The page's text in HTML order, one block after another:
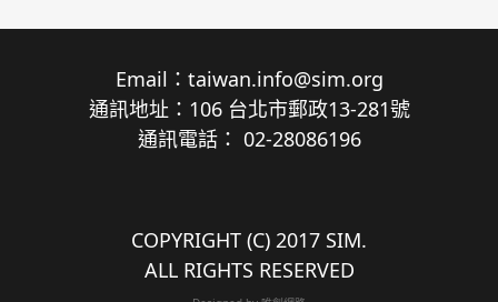
Email： taiwan.info@sim.org
通訊地址：106 台北市郵政13-281號
通訊電話： 02-28086196
COPYRIGHT (C) 2017 SIM.
ALL RIGHTS RESERVED